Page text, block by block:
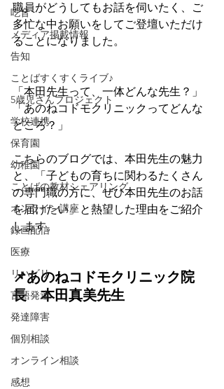
吃音
メディア掲載情報
告知
ことばすくすくライブ♪
5歳児さんプロジェクト
学校連携
保育園
幼稚園
ことばの教材シェアリング
オンライン講座
録画配信
医療
リハビリ
言語発達
発達障害
個別相談
オンライン相談
感想
職員がどうしてもお話を伺いたく、ご
多忙な中お願いをしてご登壇いただけ
ることになりました。
「本田先生って、一体どんな先生？」
「あのねコドモクリニックってどんな
ところ？」
こちらのブログでは、本田先生の魅力
と、「子どもの育ちに関わるたくさん
の専門職の方に、ぜひ本田先生のお話
を届けたい」と熱望した理由をご紹介
します。
📌あのねコドモクリニック院
長　本田真美先生